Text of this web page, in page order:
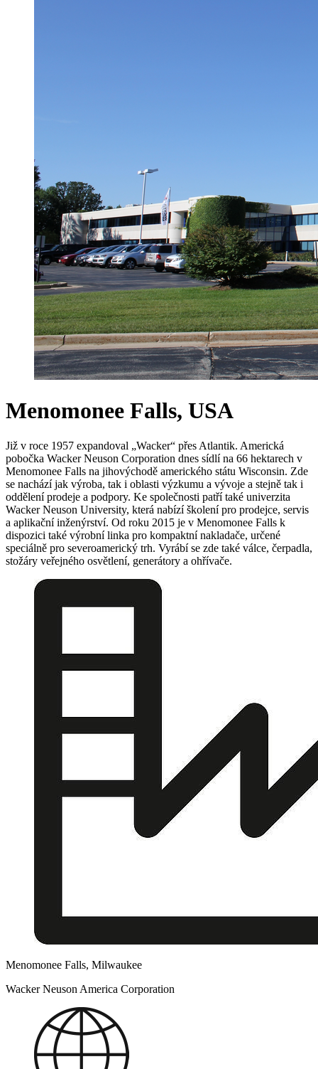
Menomonee Falls, USA
Již v roce 1957 expandoval „Wacker“ přes Atlantik. Americká
pobočka Wacker Neuson Corporation dnes sídlí na 66 hektarech v
Menomonee Falls na jihovýchodě amerického státu Wisconsin. Zde
se nachází jak výroba, tak i oblasti výzkumu a vývoje a stejně tak i
oddělení prodeje a podpory. Ke společnosti patří také univerzita
Wacker Neuson University, která nabízí školení pro prodejce, servis
a aplikační inženýrství. Od roku 2015 je v Menomonee Falls k
dispozici také výrobní linka pro kompaktní nakladače, určené
speciálně pro severoamerický trh. Vyrábí se zde také válce, čerpadla,
stožáry veřejného osvětlení, generátory a ohřívače.
Menomonee Falls, Milwaukee
Wacker Neuson America Corporation